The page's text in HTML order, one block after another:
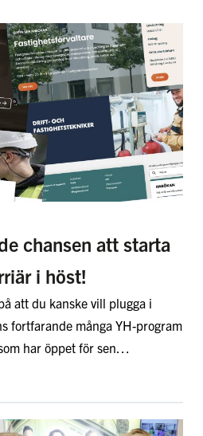
chansen att starta
i höst!
att du kanske vill plugga i
fortfarande många YH-program
har öppet för sen…